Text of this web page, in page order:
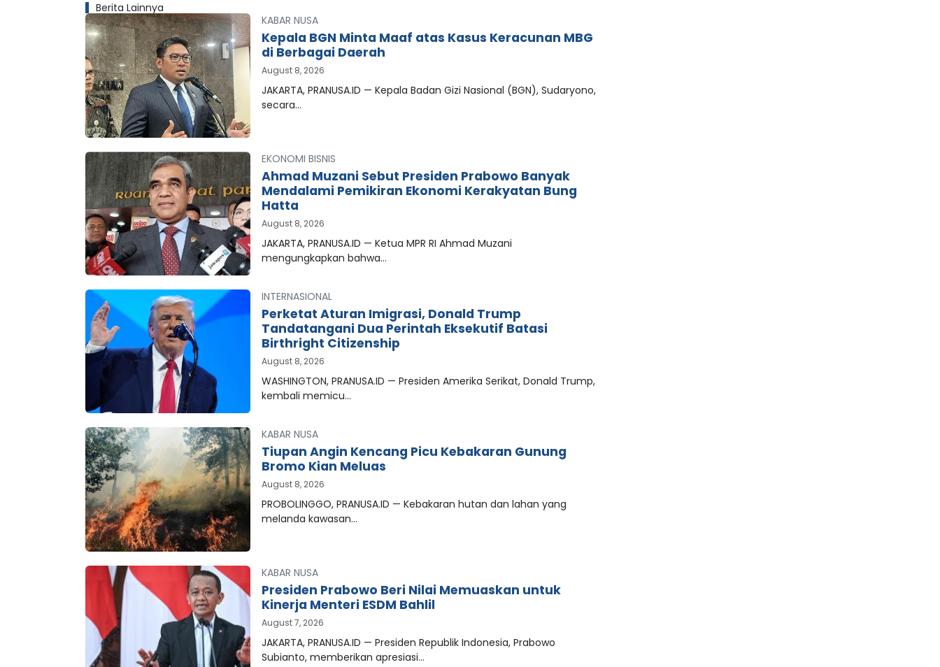
Berita Lainnya
KABAR NUSA
Kepala BGN Minta Maaf atas Kasus Keracunan MBG
di Berbagai Daerah
August 8, 2026
JAKARTA, PRANUSA.ID — Kepala Badan Gizi Nasional (BGN), Sudaryono,
secara…
EKONOMI BISNIS
Ahmad Muzani Sebut Presiden Prabowo Banyak
Mendalami Pemikiran Ekonomi Kerakyatan Bung
Hatta
August 8, 2026
JAKARTA, PRANUSA.ID — Ketua MPR RI Ahmad Muzani
mengungkapkan bahwa…
INTERNASIONAL
Perketat Aturan Imigrasi, Donald Trump
Tandatangani Dua Perintah Eksekutif Batasi
Birthright Citizenship
August 8, 2026
WASHINGTON, PRANUSA.ID — Presiden Amerika Serikat, Donald Trump,
kembali memicu…
KABAR NUSA
Tiupan Angin Kencang Picu Kebakaran Gunung
Bromo Kian Meluas
August 8, 2026
PROBOLINGGO, PRANUSA.ID — Kebakaran hutan dan lahan yang
melanda kawasan…
KABAR NUSA
Presiden Prabowo Beri Nilai Memuaskan untuk
Kinerja Menteri ESDM Bahlil
August 7, 2026
JAKARTA, PRANUSA.ID — Presiden Republik Indonesia, Prabowo
Subianto, memberikan apresiasi…